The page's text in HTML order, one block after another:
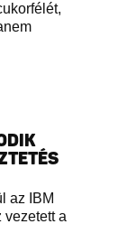
az IBM
vezetett a